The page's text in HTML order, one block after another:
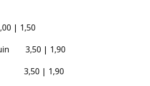
| 1,50
3,50 | 1,90
3,50 | 1,90